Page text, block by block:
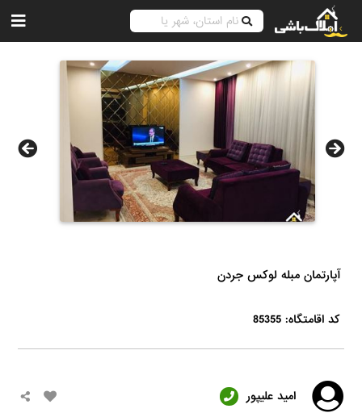
آپارتمان مبله لوکس جردن
کد اقامتگاه: 85355
امید علیپور